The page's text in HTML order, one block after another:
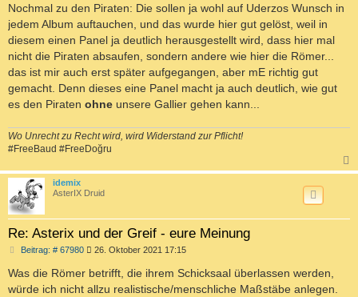
Nochmal zu den Piraten: Die sollen ja wohl auf Uderzos Wunsch in
jedem Album auftauchen, und das wurde hier gut gelöst, weil in
diesem einen Panel ja deutlich herausgestellt wird, dass hier mal
nicht die Piraten absaufen, sondern andere wie hier die Römer...
das ist mir auch erst später aufgegangen, aber mE richtig gut
gemacht. Denn dieses eine Panel macht ja auch deutlich, wie gut
es den Piraten ohne unsere Gallier gehen kann...
Wo Unrecht zu Recht wird, wird Widerstand zur Pflicht!
#FreeBaud #FreeDoğru
a
idemix
AsterIX Druid
Re: Asterix und der Greif - eure Meinung
Beitrag: # 67980B
i
r
26. Oktober 2021 17:15
Was die Römer betrifft, die ihrem Schicksaal überlassen werden,
würde ich nicht allzu realistische/menschliche Maßstäbe anlegen.